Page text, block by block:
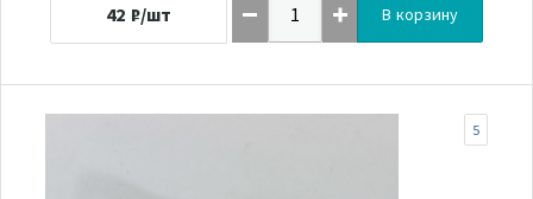
42 ₽/шт В корзину
5